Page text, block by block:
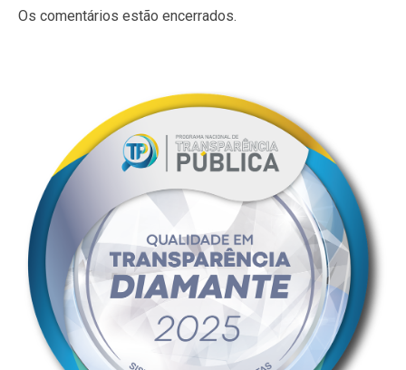
Os comentários estão encerrados.